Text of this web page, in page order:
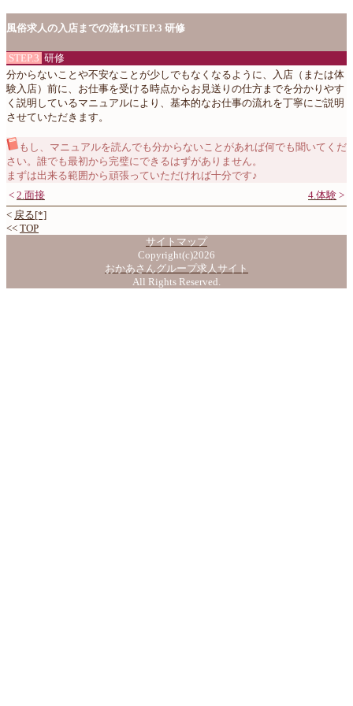
風俗求人の入店までの流れSTEP.3 研修
STEP.3 研修
分からないことや不安なことが少しでもなくなるように、入店（または体
験入店）前に、お仕事を受ける時点からお見送りの仕方までを分かりやす
く説明しているマニュアルにより、基本的なお仕事の流れを丁寧にご説明
させていただきます。
もし、マニュアルを読んでも分からないことがあれば何でも聞いてくだ
さい。誰でも最初から完璧にできるはずがありません。
まずは出来る範囲から頑張っていただければ十分です♪
< 2.面接 4.体験 >
< 戻る[*]
<< TOP
サイトマップ
Copyright(c)2026
おかあさんグループ求人サイト
All Rights Reserved.